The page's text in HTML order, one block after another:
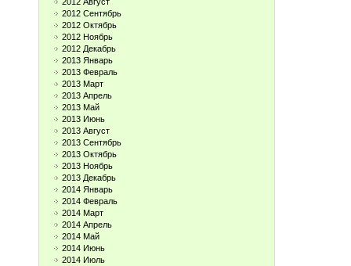
2012 Сентябрь
2012 Октябрь
2012 Ноябрь
2012 Декабрь
2013 Январь
2013 Февраль
2013 Март
2013 Апрель
2013 Май
2013 Июнь
2013 Август
2013 Сентябрь
2013 Октябрь
2013 Ноябрь
2013 Декабрь
2014 Январь
2014 Февраль
2014 Март
2014 Апрель
2014 Май
2014 Июнь
2014 Июль